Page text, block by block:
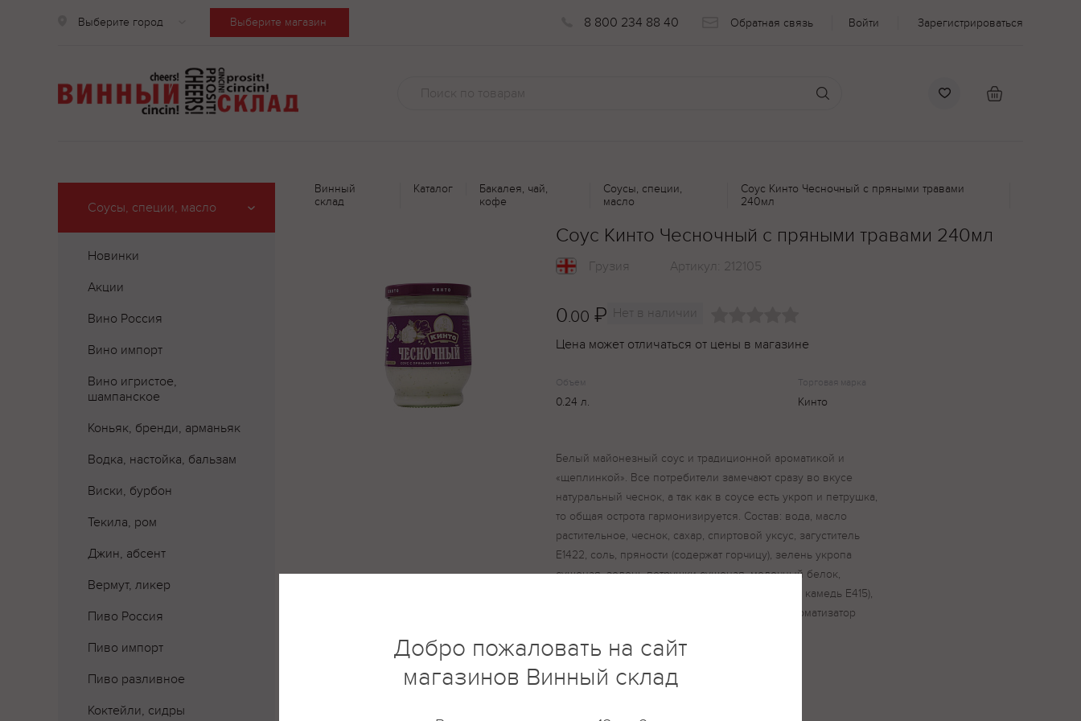
Выберите город Выберите магазин 8 800 234 88 40 Обратная связь Войти Зарегистрироваться
Соусы, специи, масло
Новинки
Акции
Вино Россия
Вино импорт
Вино игристое,
шампанское
Коньяк, бренди, арманьяк
Водка, настойка, бальзам
Виски, бурбон
Текила, ром
Джин, абсент
Вермут, ликер
Пиво Россия
Пиво импорт
Пиво разливное
Коктейли, сидры
Винный
склад
Каталог
Бакалея, чай,
кофе
Соусы, специи,
масло
Соус Кинто Чесночный с пряными травами
240мл
Соус Кинто Чесночный с пряными травами 240мл
Грузия Артикул: 212105
0.00 ₽ Нет в наличии
Цена может отличаться от цены в магазине
Объем
0.24 л.
Торговая марка
Кинто
Белый майонезный соус и традиционной ароматикой и
«щеплинкой». Все потребители замечают сразу во вкусе
натуральный чеснок, а так как в соусе есть укроп и петрушка,
то общая острота гармонизируется. Состав: вода, масло
растительное, чеснок, сахар, спиртовой уксус, загуститель
Е1422, соль, пряности (содержат горчицу), зелень укропа
сушеная, зелень петрушки сушеная, молочный белок,
загуститель (гуаровая камедь Е412,ксантановая камедь Е415),
регулятор кислотности - лимонная кислота, ароматизатор
Добро пожаловать на сайт
магазинов Винный склад